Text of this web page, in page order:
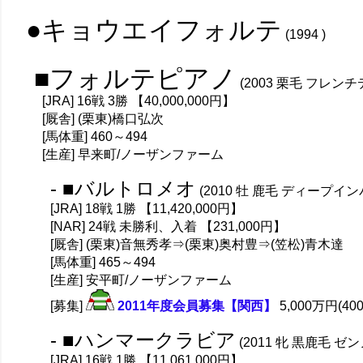
●キョウエイフォルテ (1994 )
■フォルテピアノ
(2003 栗毛 フレンチ
[JRA] 16戦 3勝 【40,000,000円】
[厩舎] (栗東)橋口弘次
[馬体重] 460～494
[生産] 早来町/ノーザンファーム
- ■バルトロメオ (2010 牡 鹿毛 ディープイン
[JRA] 18戦 1勝 【11,420,000円】
[NAR] 24戦 未勝利、入着 【231,000円】
[厩舎] (栗東)音無秀孝⇒(栗東)奥村豊⇒(笠松)青木達
[馬体重] 465～494
[生産] 安平町/ノーザンファーム
[募集]
2011年度会員募集【関西】 5,000万円
- ■ハンマークラビア (2011 牝 黒鹿毛 ゼ
[JRA] 16戦 1勝 【11,061,000円】